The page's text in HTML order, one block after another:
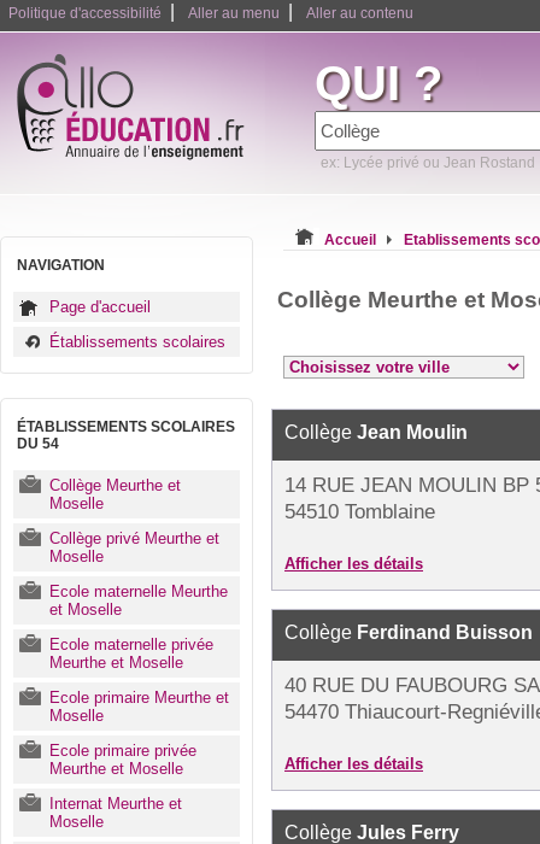
Politique d'accessibilité Aller au menu Aller au contenu
QUI ?
ex: Lycée privé ou Jean Rostand
NAVIGATION
Page d'accueil
Établissements scolaires
ÉTABLISSEMENTS SCOLAIRES
DU 54
Collège Meurthe et
Moselle
Collège privé Meurthe et
Moselle
Ecole maternelle Meurthe
et Moselle
Ecole maternelle privée
Meurthe et Moselle
Ecole primaire Meurthe et
Moselle
Ecole primaire privée
Meurthe et Moselle
Internat Meurthe et
Moselle
Accueil Etablissements
Collège Meurthe et
Collège Jean Moulin
14 RUE JEAN MOULIN BP
54510 Tomblaine
Afficher les détails
Collège Ferdinand Buisson
40 RUE DU FAUBOURG
54470 Thiaucourt-
Afficher les détails
Collège Jules Ferry